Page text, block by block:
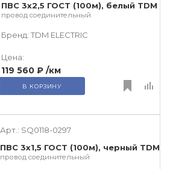
ПВС 3х2,5 ГОСТ (100м), белый TDM
провод соединительный
Бренд: TDM ЕLECTRIC
Цена:
119 560 ₽ /км
В КОРЗИНУ
Арт.: SQ0118-0297
ПВС 3х1,5 ГОСТ (100м), черный TDM
провод соединительный